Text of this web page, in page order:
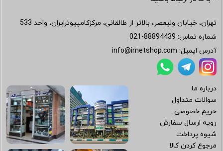
تهران، خیابان ولیعصر، بالاتر از طالقانی، مرکزکامپیوترایران، واحد 533
شماره تماس: 021-88894439
آدرس ایمیل: info@irnetshop.com
درباره ما
سوالات متداول
حریم خصوصی
رویه ارسال سفارش
شیوه پرداخت
مرجوع کردن کالا